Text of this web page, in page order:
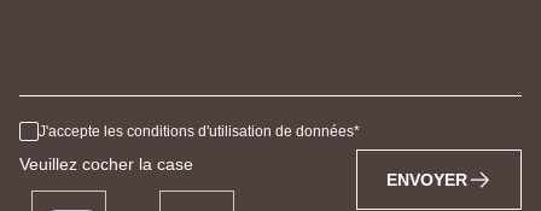
J'accepte les conditions d'utilisation de données
Veuillez cocher la case
ENVOYER